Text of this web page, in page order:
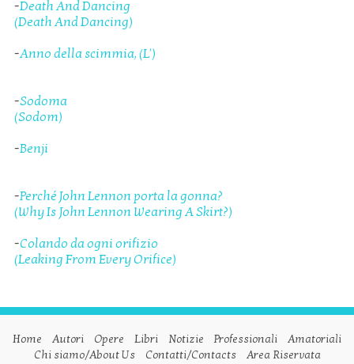
-Death And Dancing
(Death And Dancing)
-Anno della scimmia, (L')
-Sodoma
(Sodom)
-Benji
-Perché John Lennon porta la gonna?
(Why Is John Lennon Wearing A Skirt?)
-Colando da ogni orifizio
(Leaking From Every Orifice)
Home Autori Opere Libri Notizie Professionali
Amatoriali
Chi siamo/About Us
Contatti/Contacts Area Riservata